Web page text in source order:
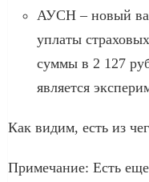
АУСН – новый
уплаты
суммы в 2 127
является
Как видим, есть из
Примечание: Есть еще